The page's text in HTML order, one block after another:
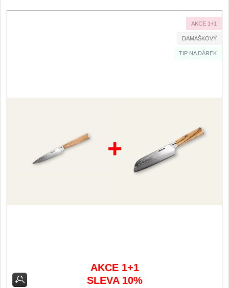
Steakové nože
AKCE 1+1
DAMAŠKOVÝ
TIP NA DÁREK
+
AKCE 1+1
SLEVA 10%